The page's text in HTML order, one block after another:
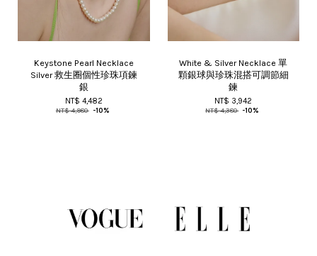
Keystone Pearl Necklace
Silver 救生圈個性珍珠項鍊
銀
NT$ 4,482
NT$ 4,980 -10%
White & Silver Necklace 單
顆銀球與珍珠混搭可調節細
鍊
NT$ 3,942
NT$ 4,380 -10%